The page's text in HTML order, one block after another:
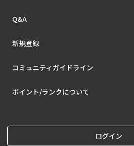
Q&A
新規登録
コミュニティガイドライン
ポイント/ランクについて
ログイン